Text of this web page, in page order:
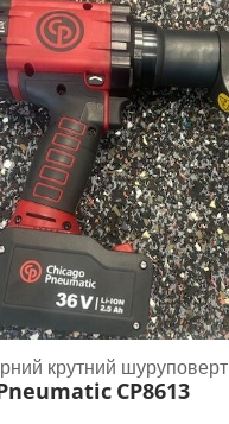
крутний шуруповерт
CP8613